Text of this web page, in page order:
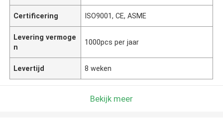
Certificering ISO9001, CE, ASME
Levering vermoge
n
1000pcs per jaar
Levertijd 8 weken
Bekijk meer